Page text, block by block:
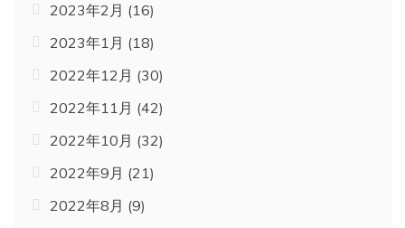
2023年2月 (16)
2023年1月 (18)
2022年12月 (30)
2022年11月 (42)
2022年10月 (32)
2022年9月 (21)
2022年8月 (9)